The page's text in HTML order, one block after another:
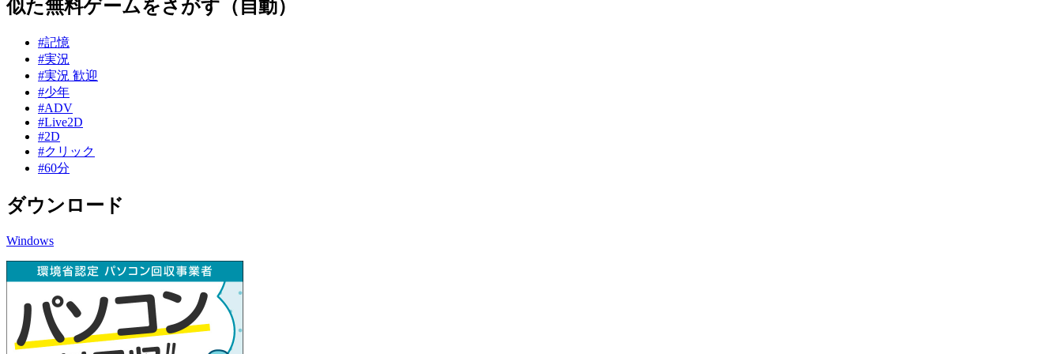
似た無料ゲームをさがす（自動）
#記憶
#実況
#実況 歓迎
#少年
#ADV
#Live2D
#2D
#クリック
#60分
ダウンロード
Windows